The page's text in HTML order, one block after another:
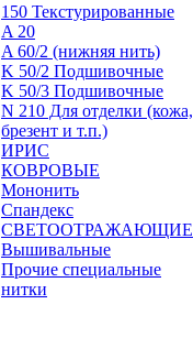
150 Текстурированные
A 20
A 60/2 (нижняя нить)
K 50/2 Подшивочные
K 50/3 Подшивочные
N 210 Для отделки (кожа,
брезент и т.п.)
ИРИС
КОВРОВЫЕ
Мононить
Спандекс
СВЕТООТРАЖАЮЩИЕ
Вышивальные
Прочие специальные
нитки